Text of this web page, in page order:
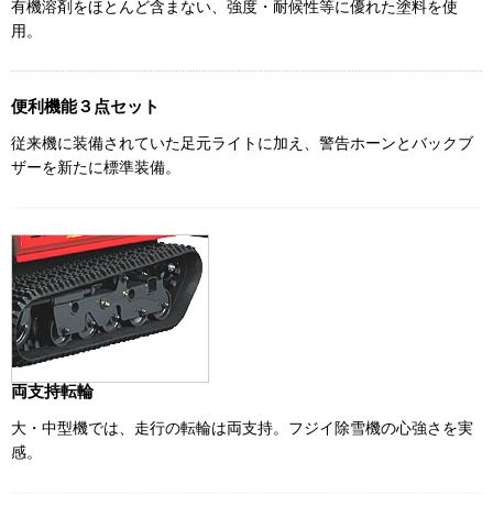
有機溶剤をほとんど含まない、強度・耐候性等に優れた塗料を使
用。
便利機能３点セット
従来機に装備されていた足元ライトに加え、警告ホーンとバックブ
ザーを新たに標準装備。
両支持転輪
大・中型機では、走行の転輪は両支持。フジイ除雪機の心強さを実
感。